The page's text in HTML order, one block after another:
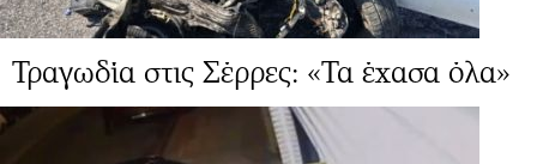
Τραγωδία στις Σέρρες: «Τα έχασα όλα»